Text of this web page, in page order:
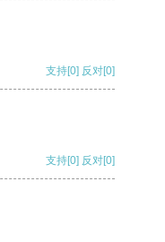
支持[0] 反对[0]
支持[0] 反对[0]